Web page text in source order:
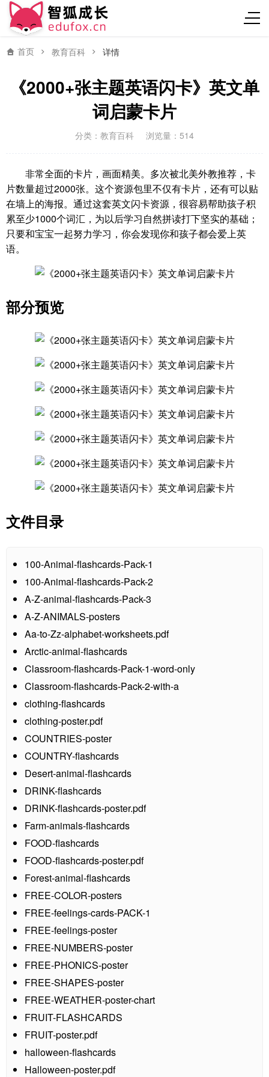
首页 教育百科 详情
《2000+张主题英语闪卡》英文单
词启蒙卡片
分类： 教育百科 浏览量：514
非常全面的卡片，画面精美。多次被北美外教推荐，卡
片数量超过2000张。这个资源包里不仅有卡片，还有可以贴
在墙上的海报。通过这套英文闪卡资源，很容易帮助孩子积
累至少1000个词汇，为以后学习自然拼读打下坚实的基础；
只要和宝宝一起努力学习，你会发现你和孩子都会爱上英
语。
部分预览
文件目录
100-Animal-flashcards-Pack-1
100-Animal-flashcards-Pack-2
A-Z-animal-flashcards-Pack-3
A-Z-ANIMALS-posters
Aa-to-Zz-alphabet-worksheets.pdf
Arctic-animal-flashcards
Classroom-flashcards-Pack-1-word-only
Classroom-flashcards-Pack-2-with-a
clothing-flashcards
clothing-poster.pdf
COUNTRIES-poster
COUNTRY-flashcards
Desert-animal-flashcards
DRINK-flashcards
DRINK-flashcards-poster.pdf
Farm-animals-flashcards
FOOD-flashcards
FOOD-flashcards-poster.pdf
Forest-animal-flashcards
FREE-COLOR-posters
FREE-feelings-cards-PACK-1
FREE-feelings-poster
FREE-NUMBERS-poster
FREE-PHONICS-poster
FREE-SHAPES-poster
FREE-WEATHER-poster-chart
FRUIT-FLASHCARDS
FRUIT-poster.pdf
halloween-flashcards
Halloween-poster.pdf